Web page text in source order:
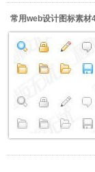
常用web设计图标素材